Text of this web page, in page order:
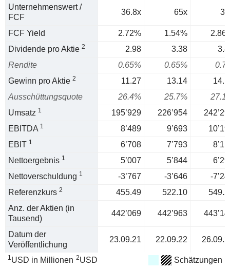
Unternehmenswert /
FCF
36.8x 65x
FCF Yield 2.72% 1.54%
Dividende pro Aktie 2 2.98 3.38
Rendite
0.65% 0.65%
Gewinn pro Aktie 2 11.27 13.14
Ausschüttungsquote
26.4% 25.7%
Umsatz 1 195’929 226’954
EBITDA 1 8’489 9’693
EBIT 1 6’708 7’793
Nettoergebnis 1 5’007 5’844
Nettoverschuldung 1 -3’767 -3’646
-
Referenzkurs 2 455.49 522.10
Anz. der Aktien (in
Tausend)
442’069 442’963
Datum der
Veröffentlichung
23.09.21 22.09.22
1USD in Millionen 2USD Schätzungen